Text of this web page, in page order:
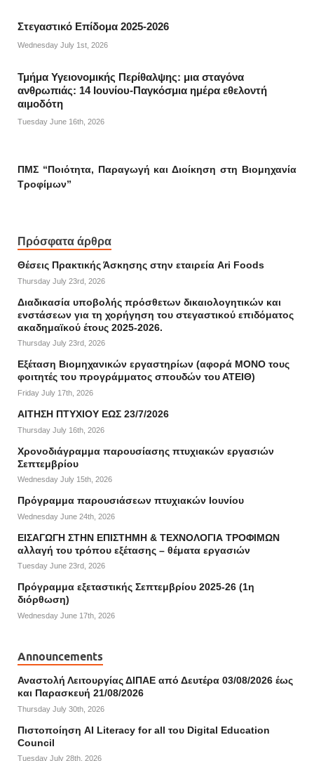
Στεγαστικό Επίδομα 2025-2026
Wednesday July 1st, 2026
Τμήμα Υγειονομικής Περίθαλψης: μια σταγόνα
ανθρωπιάς: 14 Ιουνίου-Παγκόσμια ημέρα εθελοντή
αιμοδότη
Tuesday June 16th, 2026
ΠΜΣ “Ποιότητα, Παραγωγή και Διοίκηση στη Βιομηχανία
Τροφίμων”
Πρόσφατα άρθρα
Θέσεις Πρακτικής Άσκησης στην εταιρεία Ari Foods
Thursday July 23rd, 2026
Διαδικασία υποβολής πρόσθετων δικαιολογητικών και
ενστάσεων για τη χορήγηση του στεγαστικού επιδόματος
ακαδημαϊκού έτους 2025-2026.
Thursday July 23rd, 2026
Εξέταση Βιομηχανικών εργαστηρίων (αφορά ΜΟΝΟ τους
φοιτητές του προγράμματος σπουδών του ΑΤΕΙΘ)
Friday July 17th, 2026
ΑΙΤΗΣΗ ΠΤΥΧΙΟΥ ΕΩΣ 23/7/2026
Thursday July 16th, 2026
Χρονοδιάγραμμα παρουσίασης πτυχιακών εργασιών
Σεπτεμβρίου
Wednesday July 15th, 2026
Πρόγραμμα παρουσιάσεων πτυχιακών Ιουνίου
Wednesday June 24th, 2026
ΕΙΣΑΓΩΓΗ ΣΤΗΝ ΕΠΙΣΤΗΜΗ & ΤΕΧΝΟΛΟΓΙΑ ΤΡΟΦΙΜΩΝ
αλλαγή του τρόπου εξέτασης – θέματα εργασιών
Tuesday June 23rd, 2026
Πρόγραμμα εξεταστικής Σεπτεμβρίου 2025-26 (1η
διόρθωση)
Wednesday June 17th, 2026
Announcements
Αναστολή Λειτουργίας ΔΙΠΑΕ από Δευτέρα 03/08/2026 έως
και Παρασκευή 21/08/2026
Thursday July 30th, 2026
Πιστοποίηση AI Literacy for all του Digital Education
Council
Tuesday July 28th, 2026